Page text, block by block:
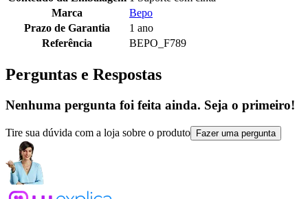
Marca
Bepo
Prazo de Garantia
1 ano
Referência
BEPO_F789
Perguntas e Respostas
Nenhuma pergunta foi feita ainda. Seja o primeiro!
Tire sua dúvida com a loja sobre o produto Fazer uma pergunta